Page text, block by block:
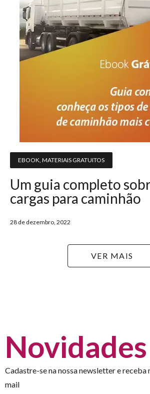
EBOOK MATERIAIS GRATUITOS
Um guia completo
cargas para caminhão
28 de dezembro, 2022
VER MAIS
Novidades
Cadastre-se na nossa newsletter e receba
mail